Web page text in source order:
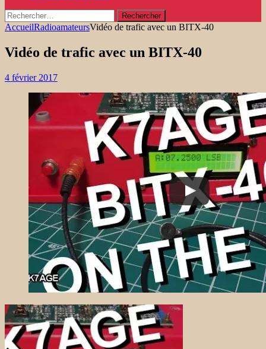
Rechercher :
AccueilRadioamateursVidéo de trafic avec un BITX-40
Vidéo de trafic avec un BITX-40
4 février 2017